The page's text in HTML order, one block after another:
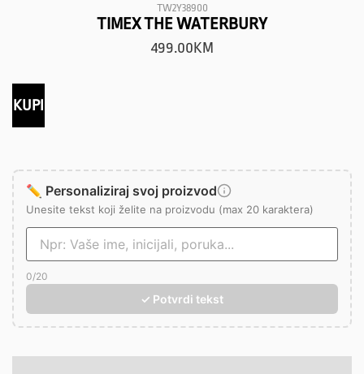
TW2Y38900
TIMEX THE WATERBURY
499.00KM
KUPI
✏️ Personaliziraj svoj proizvod
Unesite tekst koji želite na proizvodu (max 20 karaktera)
0/20
✓ Potvrdi tekst